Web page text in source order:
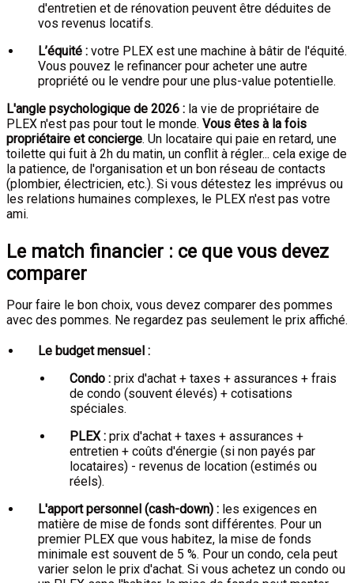
d'entretien et de rénovation peuvent être déduites de
vos revenus locatifs.
L’équité : votre PLEX est une machine à bâtir de l'équité.
Vous pouvez le refinancer pour acheter une autre
propriété ou le vendre pour une plus-value potentielle.
L'angle psychologique de 2026 : la vie de propriétaire de
PLEX n'est pas pour tout le monde. Vous êtes à la fois
propriétaire et concierge. Un locataire qui paie en retard, une
toilette qui fuit à 2h du matin, un conflit à régler... cela exige de
la patience, de l'organisation et un bon réseau de contacts
(plombier, électricien, etc.). Si vous détestez les imprévus ou
les relations humaines complexes, le PLEX n'est pas votre
ami.
Le match financier : ce que vous devez
comparer
Pour faire le bon choix, vous devez comparer des pommes
avec des pommes. Ne regardez pas seulement le prix affiché.
Le budget mensuel :
Condo : prix d'achat + taxes + assurances + frais
de condo (souvent élevés) + cotisations
spéciales.
PLEX : prix d'achat + taxes + assurances +
entretien + coûts d'énergie (si non payés par
locataires) - revenus de location (estimés ou
réels).
L'apport personnel (cash-down) : les exigences en
matière de mise de fonds sont différentes. Pour un
premier PLEX que vous habitez, la mise de fonds
minimale est souvent de 5 %. Pour un condo, cela peut
varier selon le prix d'achat. Si vous achetez un condo ou